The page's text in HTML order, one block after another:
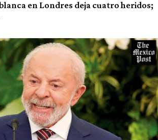
en Londres deja cuatro heridos;